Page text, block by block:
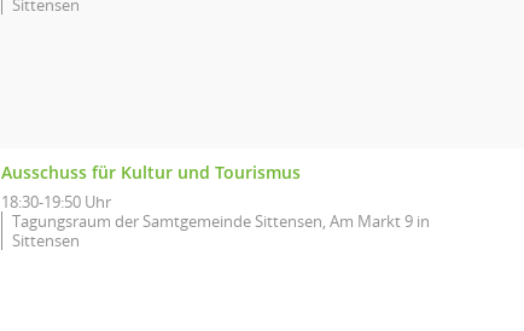
Sittensen
Ausschuss für Kultur und Tourismus
18:30-19:50 Uhr
Tagungsraum der Samtgemeinde Sittensen, Am Markt 9 in
Sittensen